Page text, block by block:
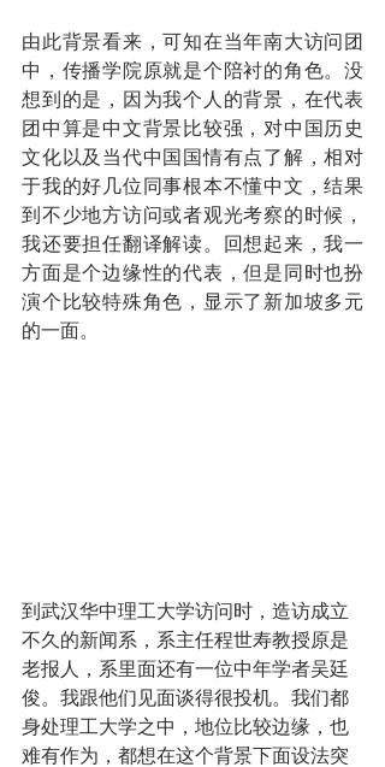
由此背景看来，可知在当年南大访问团
中，传播学院原就是个陪衬的角色。没
想到的是，因为我个人的背景，在代表
团中算是中文背景比较强，对中国历史
文化以及当代中国国情有点了解，相对
于我的好几位同事根本不懂中文，结果
到不少地方访问或者观光考察的时候，
我还要担任翻译解读。回想起来，我一
方面是个边缘性的代表，但是同时也扮
演个比较特殊角色，显示了新加坡多元
的一面。
到武汉华中理工大学访问时，造访成立
不久的新闻系，系主任程世寿教授原是
老报人，系里面还有一位中年学者吴廷
俊。我跟他们见面谈得很投机。我们都
身处理工大学之中，地位比较边缘，也
难有作为，都想在这个背景下面设法突